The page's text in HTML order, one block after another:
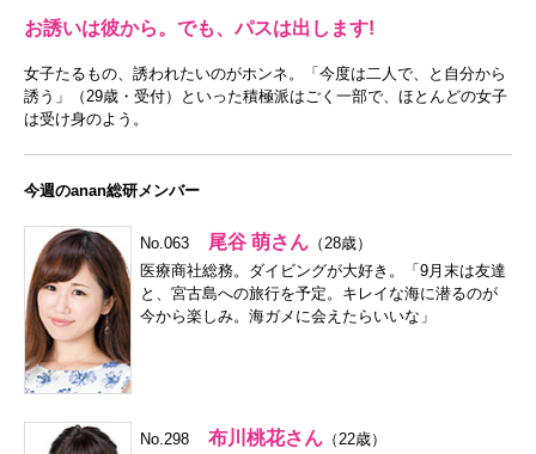
お誘いは彼から。でも、パスは出します!
女子たるもの、誘われたいのがホンネ。「今度は二人で、と自分から
誘う」（29歳・受付）といった積極派はごく一部で、ほとんどの女子
は受け身のよう。
今週のanan総研メンバー
No.063 尾谷 萌さん （28歳）
医療商社総務。ダイビングが大好き。「9月末は友達
と、宮古島への旅行を予定。キレイな海に潜るのが
今から楽しみ。海ガメに会えたらいいな」
No.298 布川桃花さん （22歳）